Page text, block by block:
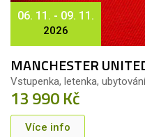
06. 11. - 09. 11.
2026
MANCHESTER
Vstupenka, letenka,
13 990 Kč
Více info